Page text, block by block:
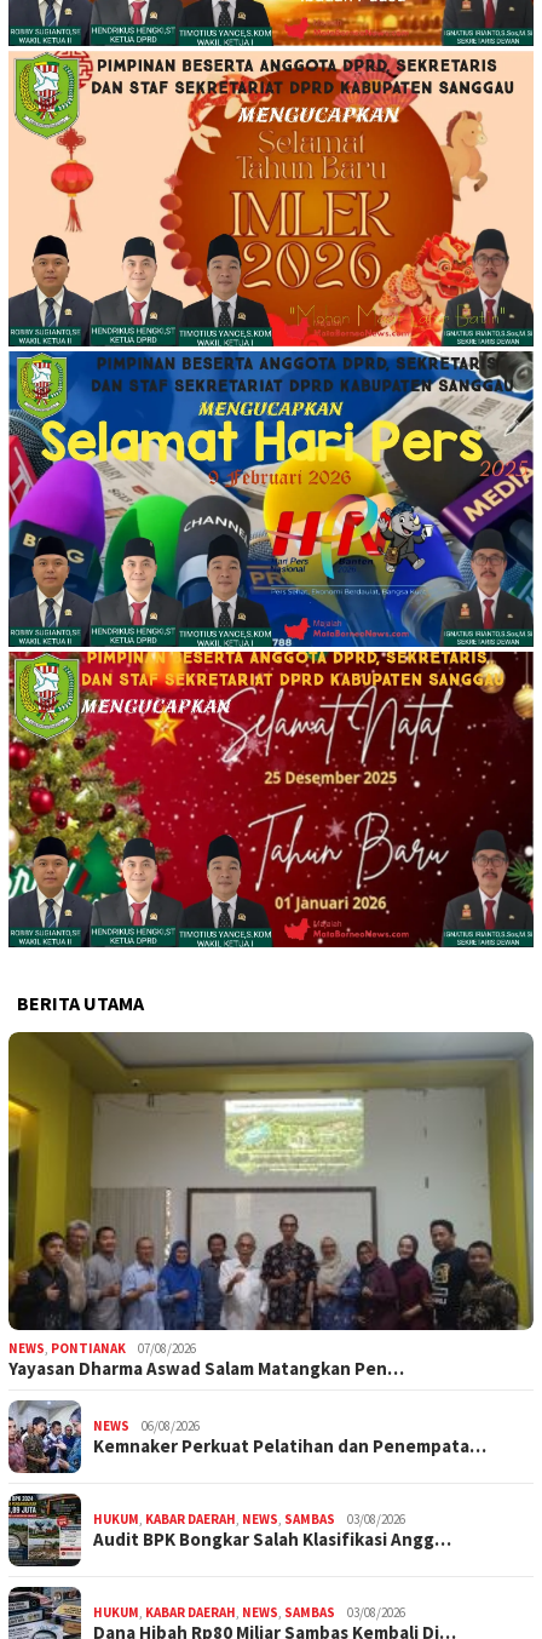
BERITA UTAMA
NEWS, PONTIANAK 07/08/2026
Yayasan Dharma Aswad Salam Matangkan Pen…
NEWS 06/08/2026
Kemnaker Perkuat Pelatihan dan Penempata…
HUKUM, KABAR DAERAH, NEWS, SAMBAS 03/08/2026
Audit BPK Bongkar Salah Klasifikasi Angg…
HUKUM, KABAR DAERAH, NEWS, SAMBAS 03/08/2026
Dana Hibah Rp80 Miliar Sambas Kembali Di…